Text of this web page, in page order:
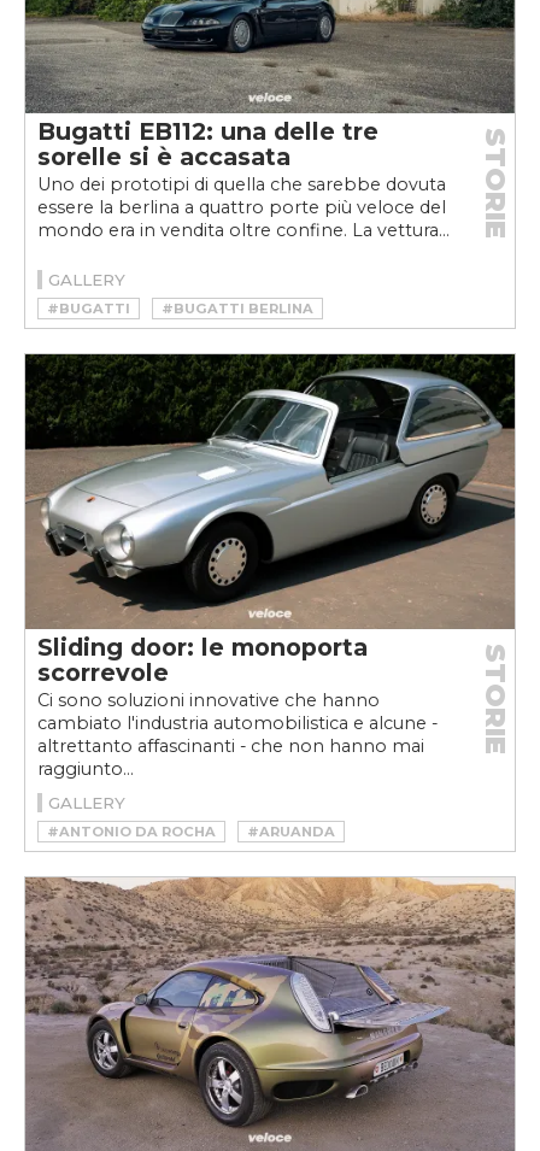
Bugatti EB112: una delle tre
sorelle si è accasata
Uno dei prototipi di quella che sarebbe dovuta
essere la berlina a quattro porte più veloce del
mondo era in vendita oltre confine. La vettura...
STORIE
GALLERY
#BUGATTI
#BUGATTI BERLINA
#BUGATTI EB112
#EB112
Sliding door: le monoporta
scorrevole
Ci sono soluzioni innovative che hanno
cambiato l'industria automobilistica e alcune -
altrettanto affascinanti - che non hanno mai
raggiunto...
STORIE
GALLERY
#ANTONIO DA ROCHA
#ARUANDA
#ARUANDA FISSORE
#FERRARI MODULO
#FERRARI MODULO PININFARINA
#HOLDEN RD001 HURRICANE
#PAOLO MARTIN
#PININFARINA MODULO
#TOYOTA
#TOYOTA PUBLICA
#TOYOTA PUBLICA SPORTS CONCEPT